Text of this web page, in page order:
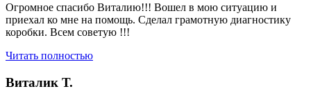
Огромное спасибо Виталию!!! Вошел в мою ситуацию и
приехал ко мне на помощь. Сделал грамотную диагностику
коробки. Всем советую !!!
Читать полностью
Виталик Т.